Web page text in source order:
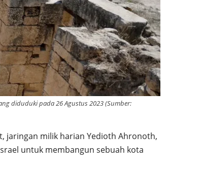
diduduki pada 26 Agustus 2023 (Sumber:
jaringan milik harian Yedioth Ahronoth,
untuk membangun sebuah kota